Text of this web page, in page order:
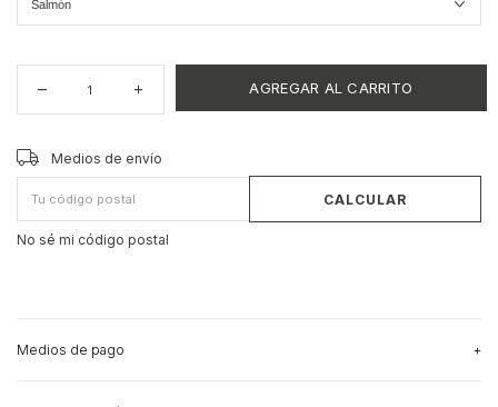
Entregas para el CP:
Medios de envío
CALCULAR
No sé mi código postal
Medios de pago